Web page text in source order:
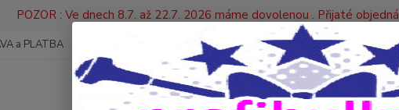
POZOR : Ve dnech 8.7. až 22.7. 2026 máme dovolenou . Přijaté
a PLATBA
Hledat